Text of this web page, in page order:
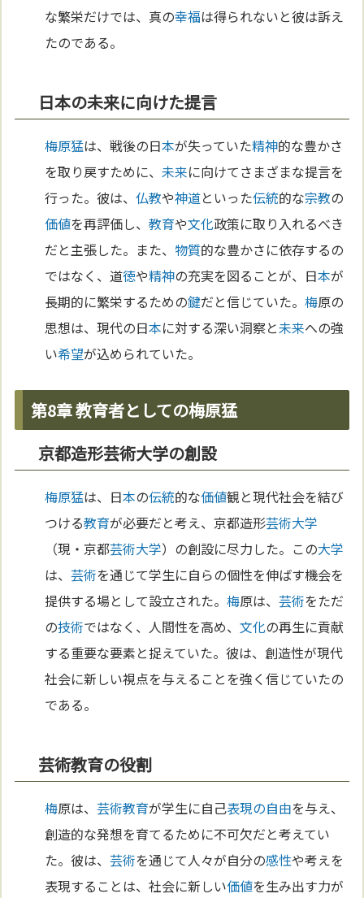
な繁栄だけでは、真の幸福は得られないと彼は訴え
たのである。
日本の未来に向けた提言
梅原猛は、戦後の日本が失っていた精神的な豊かさ
を取り戻すために、未来に向けてさまざまな提言を
行った。彼は、仏教や神道といった伝統的な宗教の
価値を再評価し、教育や文化政策に取り入れるべき
だと主張した。また、 物質的な豊かさに依存するの
ではなく、道徳や精神の充実を図ることが、日本が
長期的に繁栄するための鍵だと信じていた。梅原の
思想は、現代の日本に対する深い洞察と未来への強
い希望が込められていた。
第8章 教育者としての梅原猛
京都造形芸術大学の創設
梅原猛は、日本の伝統的な価値観と現代社会を結び
つける教育が必要だと考え、京都造形芸術大学
（現・京都芸術大学）の創設に尽力した。この大学
は、芸術を通じて学生に自らの個性を伸ばす機会を
提供する場として設立された。梅原は、芸術をただ
の技術ではなく、人間性を高め、文化の再生に貢献
する重要な要素と捉えていた。彼は、創造性が現代
社会に新しい視点を与えることを強く信じていたの
である。
芸術教育の役割
梅原は、芸術教育が学生に自己表現の自由を与え、
創造的な発想を育てるために不可欠だと考えてい
た。彼は、芸術を通じて人々が自分の感性や考えを
表現することは、社会に新しい価値を生み出す力が